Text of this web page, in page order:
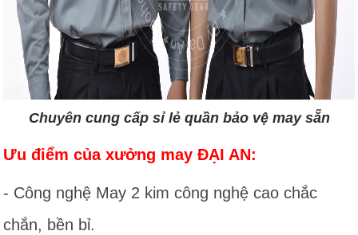
Chuyên cung cấp sỉ lẻ quần bảo vệ may sẵn
Ưu điểm của xưởng may ĐẠI AN:
- Công nghệ May 2 kim công nghệ cao chắc
chắn, bền bỉ.